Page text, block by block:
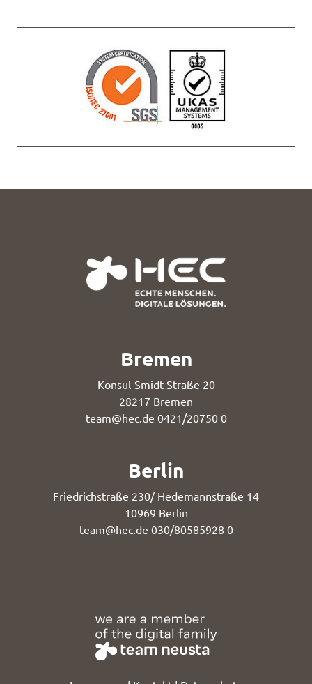
Bremen
Konsul-Smidt-Straße 20
28217 Bremen
team@hec.de 0421/20750 0
Berlin
Friedrichstraße 230/ Hedemannstraße 14
10969 Berlin
team@hec.de 030/80585928 0